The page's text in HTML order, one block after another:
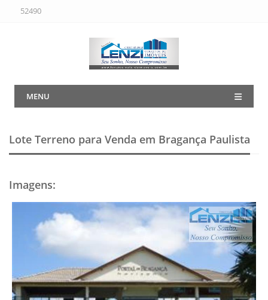
52490
MENU
Lote Terreno para Venda em Bragança Paulista
Imagens: